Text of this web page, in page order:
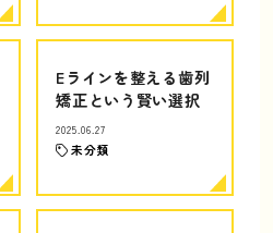
Eラインを整える歯列
矯正という賢い選択
2025.06.27
未分類